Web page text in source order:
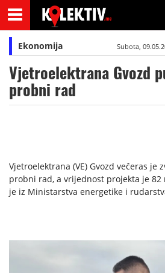
Ekonomija Subota,
Vjetroelektrana Gvozd
probni rad
Vjetroelektrana (VE) Gvozd večeras je
probni rad, a vrijednost projekta je 82
je iz Ministarstva energetike i